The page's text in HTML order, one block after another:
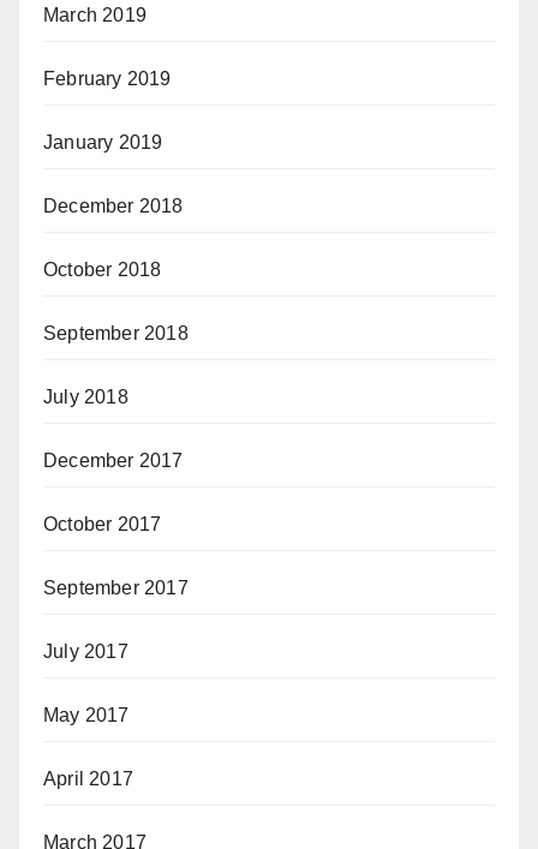
March 2019
February 2019
January 2019
December 2018
October 2018
September 2018
July 2018
December 2017
October 2017
September 2017
July 2017
May 2017
April 2017
March 2017